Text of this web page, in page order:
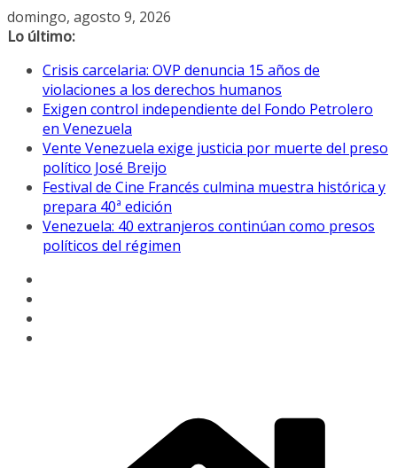
Saltar
al
domingo, agosto 9, 2026
Lo último:
Crisis carcelaria: OVP denuncia 15 años de
violaciones a los derechos humanos
Exigen control independiente del Fondo Petrolero
en Venezuela
Vente Venezuela exige justicia por muerte del preso
político José Breijo
Festival de Cine Francés culmina muestra histórica y
prepara 40ª edición
Venezuela: 40 extranjeros continúan como presos
políticos del régimen